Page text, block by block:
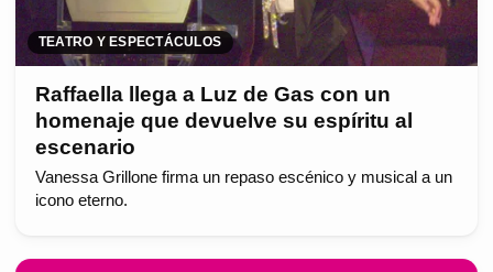
TEATRO Y ESPECTÁCULOS
Raffaella llega a Luz de Gas con un
homenaje que devuelve su espíritu al
escenario
Vanessa Grillone firma un repaso escénico y musical a un
icono eterno.